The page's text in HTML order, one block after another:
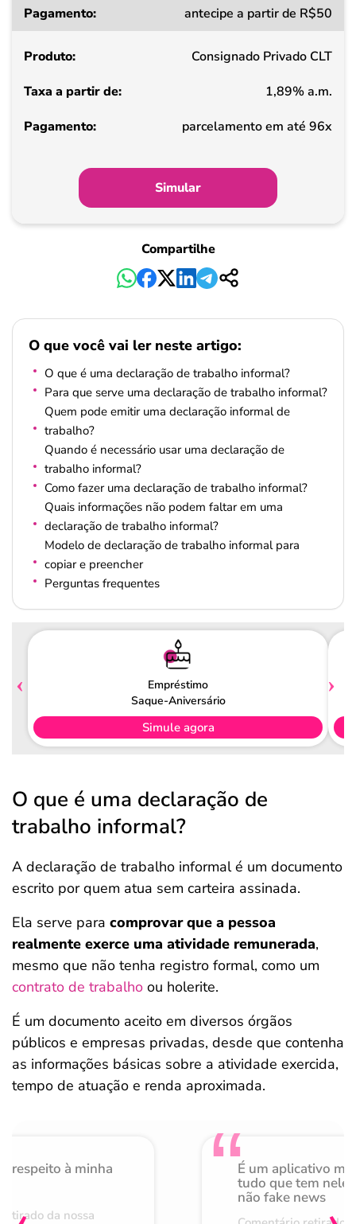
a
de
Pagamento
antecipe a partir de R$50
Consignado Privado CLT
1,89% a.m.
parcelamento em até 96x
Simular
Compartilhe
O que você vai ler neste artigo:
O que é uma declaração de trabalho informal?
Para que serve uma declaração de trabalho informal?
Quem pode emitir uma declaração informal de
trabalho?
Quando é necessário usar uma declaração de
trabalho informal?
Como fazer uma declaração de trabalho informal?
Quais informações não podem faltar em uma
declaração de trabalho informal?
Modelo de declaração de trabalho informal para
copiar e preencher
Perguntas frequentes
Empréstimo
Saque-Aniversário
Simule agora
O que é uma declaração de
trabalho informal?
A declaração de trabalho informal é um documento
escrito por quem atua sem carteira assinada.
Ela serve para comprovar que a pessoa
realmente exerce uma atividade remunerada,
mesmo que não tenha registro formal, como um
contrato de trabalho ou holerite.
É um documento aceito em diversos órgãos
públicos e empresas privadas, desde que contenha
as informações básicas sobre a atividade exercida,
tempo de atuação e renda aproximada.
respeito à minha
da nossa
É um aplicativo
tudo que tem nele
não fake news